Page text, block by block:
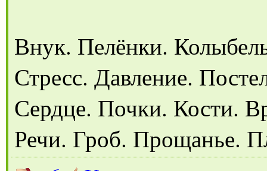
Внук. Пелёнки.
Стресс. Давление.
Сердце. Почки. Кости.
Речи. Гроб. Прощанье.